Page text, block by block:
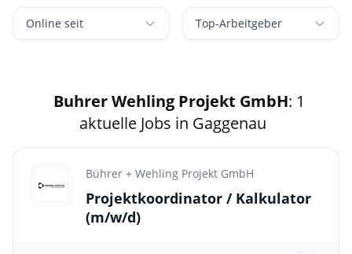
Online seit Top-Arbeitgeber
Buhrer Wehling Projekt GmbH: 1
aktuelle Jobs in Gaggenau
Bührer + Wehling Projekt GmbH
Projektkoordinator / Kalkulator
(m/w/d)